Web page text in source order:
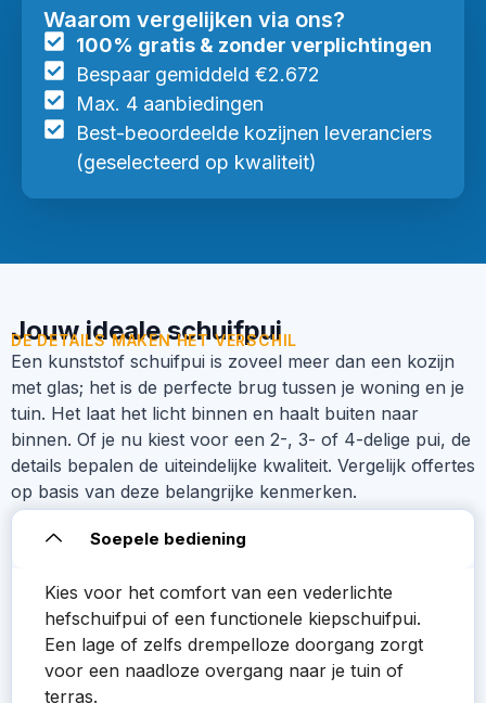
Waarom vergelijken via ons?
100% gratis & zonder verplichtingen
Bespaar gemiddeld €2.672
Max. 4 aanbiedingen
Best-beoordeelde kozijnen leveranciers
(geselecteerd op kwaliteit)
Jouw ideale schuifpui
DE DETAILS MAKEN HET VERSCHIL
Een kunststof schuifpui is zoveel meer dan een kozijn
met glas; het is de perfecte brug tussen je woning en je
tuin. Het laat het licht binnen en haalt buiten naar
binnen. Of je nu kiest voor een 2-, 3- of 4-delige pui, de
details bepalen de uiteindelijke kwaliteit. Vergelijk offertes
op basis van deze belangrijke kenmerken.
Soepele bediening
Kies voor het comfort van een vederlichte
hefschuifpui of een functionele kiepschuifpui.
Een lage of zelfs drempelloze doorgang zorgt
voor een naadloze overgang naar je tuin of
terras.